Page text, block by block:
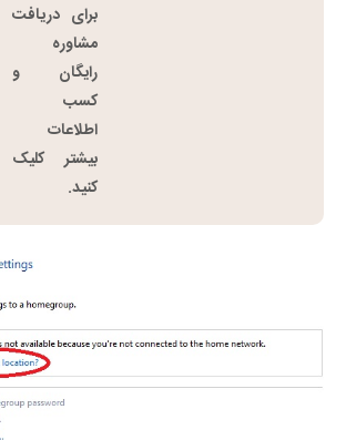
برای دریافت
مشاوره
رایگان و
کسب
اطلاعات
بیشتر کلیک
کنید.